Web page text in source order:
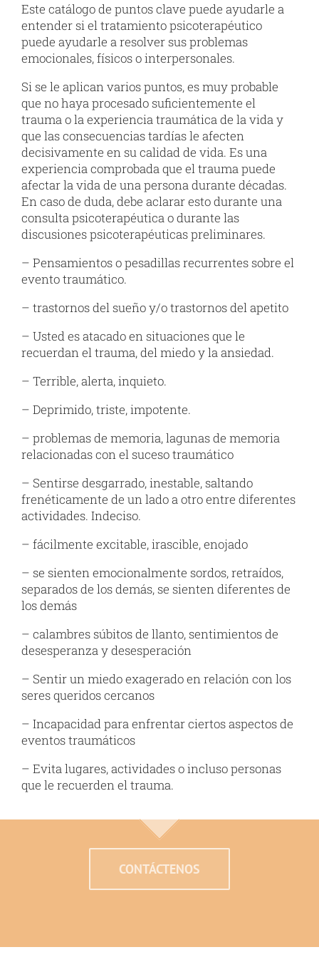
Este catálogo de puntos clave puede ayudarle a
entender si el tratamiento psicoterapéutico
puede ayudarle a resolver sus problemas
emocionales, físicos o interpersonales.
Si se le aplican varios puntos, es muy probable
que no haya procesado suficientemente el
trauma o la experiencia traumática de la vida y
que las consecuencias tardías le afecten
decisivamente en su calidad de vida. Es una
experiencia comprobada que el trauma puede
afectar la vida de una persona durante décadas.
En caso de duda, debe aclarar esto durante una
consulta psicoterapéutica o durante las
discusiones psicoterapéuticas preliminares.
– Pensamientos o pesadillas recurrentes sobre el
evento traumático.
– trastornos del sueño y/o trastornos del apetito
– Usted es atacado en situaciones que le
recuerdan el trauma, del miedo y la ansiedad.
– Terrible, alerta, inquieto.
– Deprimido, triste, impotente.
– problemas de memoria, lagunas de memoria
relacionadas con el suceso traumático
– Sentirse desgarrado, inestable, saltando
frenéticamente de un lado a otro entre diferentes
actividades. Indeciso.
– fácilmente excitable, irascible, enojado
– se sienten emocionalmente sordos, retraídos,
separados de los demás, se sienten diferentes de
los demás
– calambres súbitos de llanto, sentimientos de
desesperanza y desesperación
– Sentir un miedo exagerado en relación con los
seres queridos cercanos
– Incapacidad para enfrentar ciertos aspectos de
eventos traumáticos
– Evita lugares, actividades o incluso personas
que le recuerden el trauma.
CONTÁCTENOS